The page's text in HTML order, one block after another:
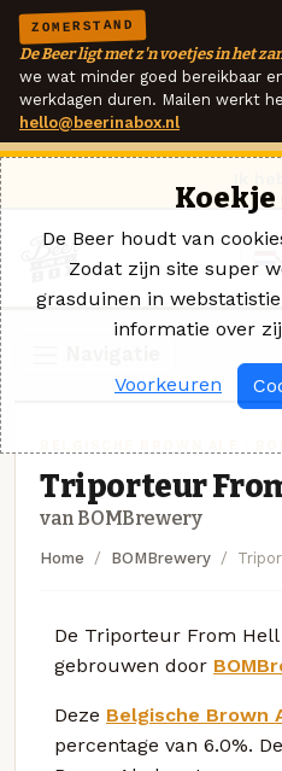
ZOMERSTAND
De Beer ligt met z'n voetjes in het
we wat minder goed bereikbaar
werkdagen duren. Mailen werkt
hello@beerinabox.nl
Triporteur
van BOMBrewery
Home BOMBrewery
De Triporteur From
gebrouwen door
Deze Belgische Brown
percentage van 6.0%.
De Beer houdt van
Zodat zijn site super
grasduinen in
informatie over
Voorkeuren